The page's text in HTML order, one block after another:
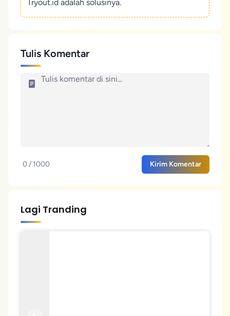
Tryout.id adalah solusinya.
Tulis Komentar
0 / 1000 Kirim Komentar
Lagi Tranding